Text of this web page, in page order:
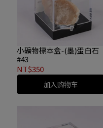
小礦物標本盒-(墨)蛋白石
#43
NT$350
加入购物车